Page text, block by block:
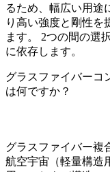
るため、幅広い用途
り高い強度と剛性を
ます。 2つの間の選
に依存します。
グラスファイバーコ
は何ですか？
グラスファイバー複
航空宇宙（軽量構造